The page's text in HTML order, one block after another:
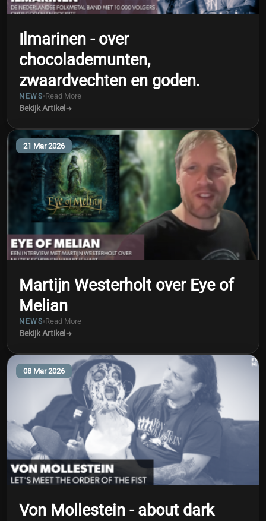
Ilmarinen - over
chocolademunten,
zwaardvechten en goden.
NEWS Read More
Bekijk Artikel
21 Mar 2026
Martijn Westerholt over Eye of
Melian
NEWS Read More
Bekijk Artikel
08 Mar 2026
Von Mollestein - about dark